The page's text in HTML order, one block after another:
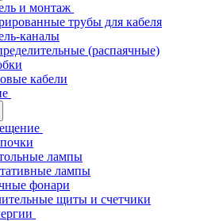
и монтаж
трубы для кабеля
каналы
(распаячные)
кабели
лампы
лампы
фонари
щиты и счетчики